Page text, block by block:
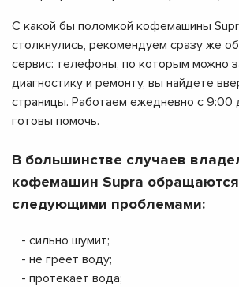
С какой бы поломкой кофемашины
столкнулись, рекомендуем сразу же
сервис: телефоны, по которым можно
диагностику и ремонту, вы найдете
страницы. Работаем ежедневно с 9:00
готовы помочь.
В большинстве случаев
кофемашин Supra
следующими проблемами:
- сильно шумит;
- не греет воду;
- протекает вода;